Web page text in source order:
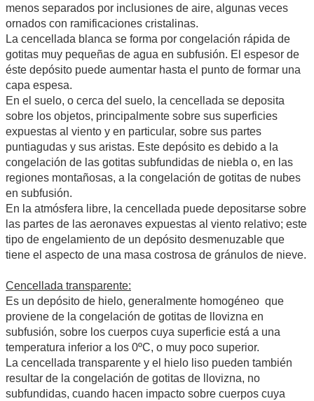
menos separados por inclusiones de aire, algunas veces
ornados con ramificaciones cristalinas.
La cencellada blanca se forma por congelación rápida de
gotitas muy pequeñas de agua en subfusión. El espesor de
éste depósito puede aumentar hasta el punto de formar una
capa espesa.
En el suelo, o cerca del suelo, la cencellada se deposita
sobre los objetos, principalmente sobre sus superficies
expuestas al viento y en particular, sobre sus partes
puntiagudas y sus aristas. Este depósito es debido a la
congelación de las gotitas subfundidas de niebla o, en las
regiones montañosas, a la congelación de gotitas de nubes
en subfusión.
En la atmósfera libre, la cencellada puede depositarse sobre
las partes de las aeronaves expuestas al viento relativo; este
tipo de engelamiento de un depósito desmenuzable que
tiene el aspecto de una masa costrosa de gránulos de nieve.
Cencellada transparente:
Es un depósito de hielo, generalmente homogéneo que
proviene de la congelación de gotitas de llovizna en
subfusión, sobre los cuerpos cuya superficie está a una
temperatura inferior a los 0ºC, o muy poco superior.
La cencellada transparente y el hielo liso pueden también
resultar de la congelación de gotitas de llovizna, no
subfundidas, cuando hacen impacto sobre cuerpos cuya